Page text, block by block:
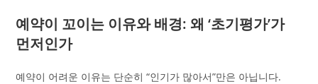
예약이 꼬이는 이유와 배경: 왜 ‘초기평가’가
먼저인가
예약이 어려운 이유는 단순히 “인기가 많아서”만은 아닙니다.